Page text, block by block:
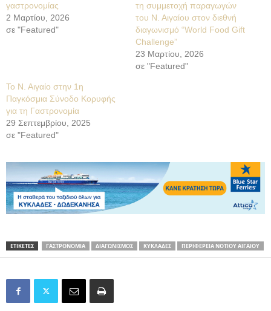
γαστρονομίας
2 Μαρτίου, 2026
σε "Featured"
τη συμμετοχή παραγωγών
του Ν. Αιγαίου στον διεθνή
διαγωνισμό “World Food Gift
Challenge”
23 Μαρτίου, 2026
σε "Featured"
Το Ν. Αιγαίο στην 1η
Παγκόσμια Σύνοδο Κορυφής
για τη Γαστρονομία
29 Σεπτεμβρίου, 2025
σε "Featured"
ΕΤΙΚΕΤΕΣ ΓΑΣΤΡΟΝΟΜΙΑ ΔΙΑΓΩΝΙΣΜΟΣ ΚΥΚΛΑΔΕΣ ΠΕΡΙΦΕΡΕΙΑ ΝΟΤΙΟΥ ΑΙΓΑΙΟΥ